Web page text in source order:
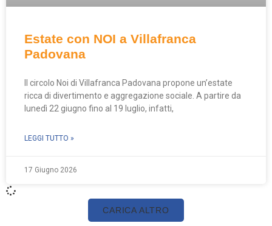
Estate con NOI a Villafranca
Padovana
Il circolo Noi di Villafranca Padovana propone un’estate
ricca di divertimento e aggregazione sociale. A partire da
lunedì 22 giugno fino al 19 luglio, infatti,
LEGGI TUTTO »
17 Giugno 2026
CARICA ALTRO